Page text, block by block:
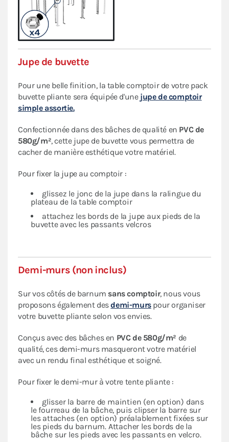
Jupe de buvette
Pour une belle finition, la table comptoir de votre pack
buvette pliante sera équipée d'une jupe de comptoir
simple assortie.
Confectionnée dans des bâches de qualité en PVC de
580g/m², cette jupe de buvette vous permettra de
cacher de manière esthétique votre matériel.
Pour fixer la jupe au comptoir :
glissez le jonc de la jupe dans la ralingue du
plateau de la table comptoir
attachez les bords de la jupe aux pieds de la
buvette avec les passants velcros
Demi-murs (non inclus)
Sur vos côtés de barnum sans comptoir, nous vous
proposons également desdemi-murspour organiser
votre buvette pliante selon vos envies.
Conçus avec des bâches en PVC de 580g/m² de
qualité, ces demi-murs masqueront votre matériel
avec un rendu final esthétique et soigné.
Pour fixer le demi-mur à votre tente pliante :
glisser la barre de maintien (en option) dans
le fourreau de la bâche, puis clipser la barre sur
les attaches (en option) préalablement fixées sur
les pieds du barnum. Attacher les bords de la
bâche sur les pieds avec les passants en velcro.